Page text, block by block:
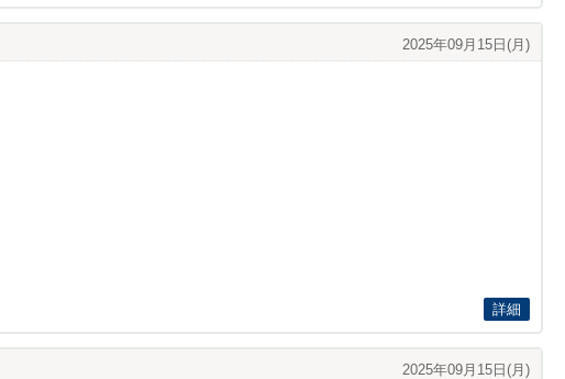
2025年09月15日(月)
詳細
2025年09月15日(月)